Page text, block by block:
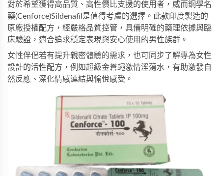
對於希望獲得高品質、高性價比支援的使用者， 威而鋼學名
藥(Cenforce)Sildenafil 是值得考慮的選擇。此款印度製造的
原廠授權配方，經嚴格品質控管，具備明確的藥理依據與臨
床驗證，適合追求穩定表現與安心使用的男性族群。
女性伴侶若有提升親密體驗的需求，也可同步了解專為女性
設計的活性配方，例如超級金蒼蠅激情淫蕩水 ，有助激發自
然反應、深化情感連結與愉悅感受。